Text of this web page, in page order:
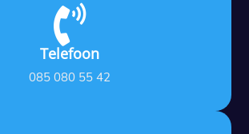

Telefoon
085 080 55 42